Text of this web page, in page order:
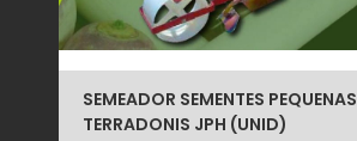
SEMEADOR SEMENTES PEQUENAS
TERRADONIS JPH (UNID)